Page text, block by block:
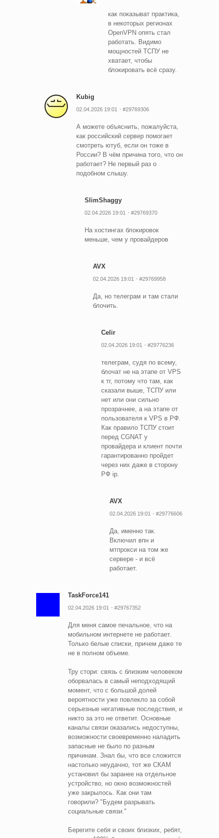
как показыват практика,
в некоторых регионах
OpenVPN опять стал
работать. Видимо
мощностей ТСПУ не
хватает, чтобы
блокировать всё сразу.
Kubig
02.04.2026 19:01 #29769306
А можете объяснить, пожалуйста,
как российский сервер помогает
смотреть ютуб, если он тоже в
России? В чём причина того, что он
работает? Не первый раз о
подобном слышу.
SlimShaggy
02.04.2026 19:01 #29769370
На хостингах блокировок
меньше, чем у провайдеров
AVX
02.04.2026 19:01 #29769958
Да, но телеграм и там стали
блочить.
Celir
02.04.2026 19:01 #29776236
телеграм, судя по всему,
блочат не на этапе от VPS
к тг, потому что там, как
сказали выше, ТСПУ или
нет или они сильно
прозрачнее, а на этапе от
пользователя к VPS в РФ.
Как правило ТСПУ стоит
перед CGNAT у
провайдера и клиент почти
гарантированно пройдет
через них даже в сторону
РФ ip.
AVX
02.04.2026 19:01 #29776606
Да, именно так.
Включил впн и
мтпрокси на том же
сервере - и всë
работает.
TaskForce141
02.04.2026 19:01 #29767352
Для меня самое печальное, что на
мобильном интернете не работает.
Только белые списки, причем даже те
не в полном объеме.
Тру стори: связь с близким человеком
оборвалась в самый неподходящий
момент, что с большой долей
вероятности уже повлекло за собой
серьезные негативные последствия, и
никто за это не ответит. Основные
каналы связи оказались недоступны,
возможности своевременно наладить
запасные не было по разным
причинам. Знал бы, что все сложится
настолько неудачно, тот же СКАМ
установил бы заранее на отдельное
устройство, но окно возможностей
уже закрылось. Как они там
говорили? "Будем разрывать
социальные связи."
Берегите себя и своих близких, ребят,